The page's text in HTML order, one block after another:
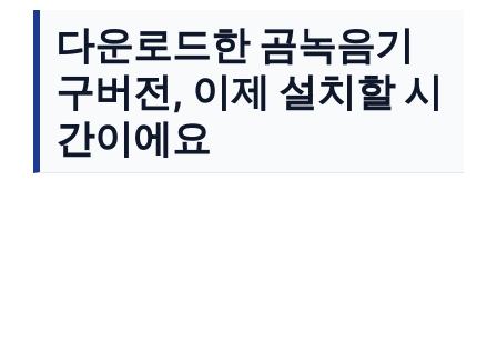
다운로드한 곰녹음기
구버전, 이제 설치할 시
간이에요